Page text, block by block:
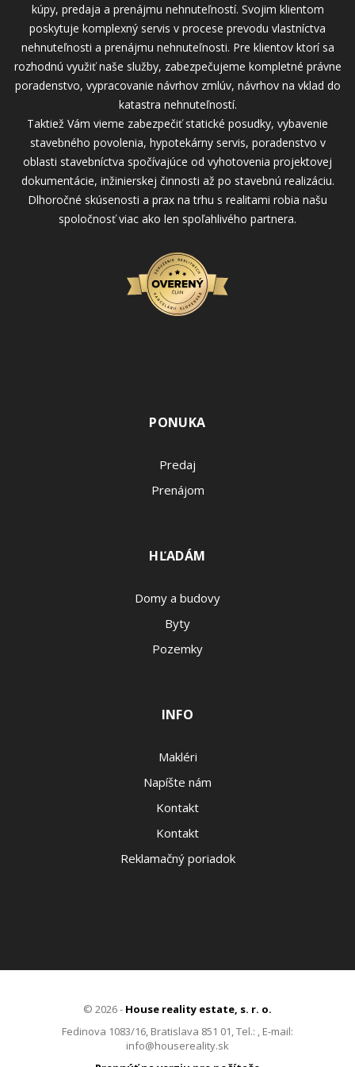
kúpy, predaja a prenájmu nehnuteľností. Svojim klientom
poskytuje komplexný servis v procese prevodu vlastníctva
nehnuteľnosti a prenájmu nehnuteľnosti. Pre klientov ktorí sa
rozhodnú využiť naše služby, zabezpečujeme kompletné právne
poradenstvo, vypracovanie návrhov zmlúv, návrhov na vklad do
katastra nehnuteľností.
Taktiež Vám vieme zabezpečiť statické posudky, vybavenie
stavebného povolenia, hypotekárny servis, poradenstvo v
oblasti stavebníctva spočívajúce od vyhotovenia projektovej
dokumentácie, inžinierskej činnosti až po stavebnú realizáciu.
Dlhoročné skúsenosti a prax na trhu s realitami robia našu
spoločnosť viac ako len spoľahlivého partnera.
PONUKA
Predaj
Prenájom
HĽADÁM
Domy a budovy
Byty
Pozemky
INFO
Makléri
Napíšte nám
Kontakt
Kontakt
Reklamačný poriadok
© 2026 - House reality estate, s. r. o.
Fedinova 1083/16, Bratislava 851 01, Tel.: , E-mail:
info@housereality.sk